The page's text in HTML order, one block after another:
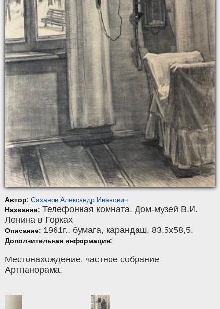
Автор: Саханов Александр Иванович
Название: Телефонная комната. Дом-музей В.И.
Ленина в Горках
Описание: 1961г., бумага, карандаш, 83,5x58,5.
Дополнительная информация:
Местонахождение: частное собрание
Артпанорама.